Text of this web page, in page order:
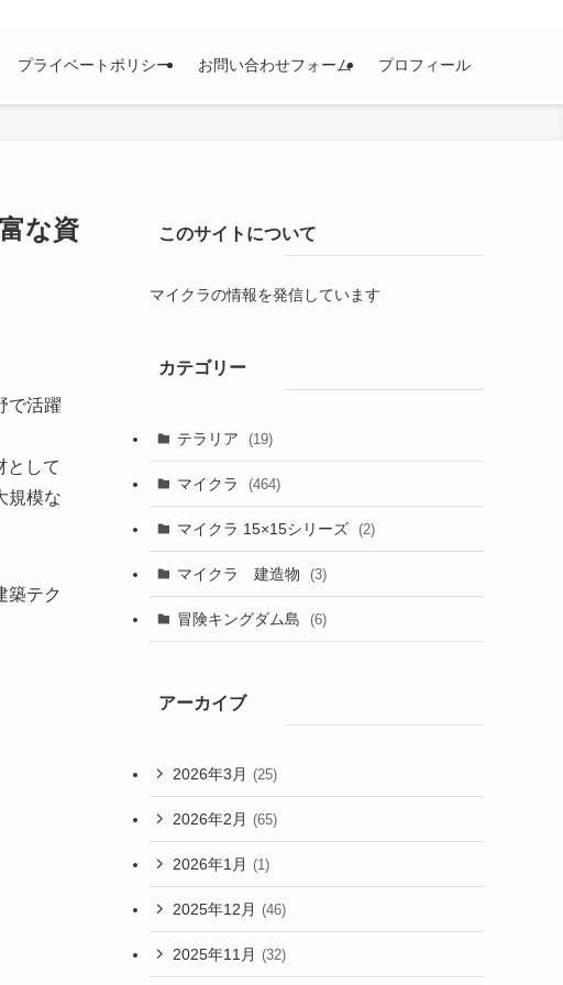
プライベートポリシー お問い合わせフォーム プロフィール
な資
で活躍
として
規模な
築テク
このサイトについて
マイクラの情報を発信しています
カテゴリー
テラリア (19)
マイクラ (464)
マイクラ 15×15シリーズ (2)
マイクラ 建造物 (3)
冒険キングダム島 (6)
アーカイブ
2026年3月 (25)
2026年2月 (65)
2026年1月 (1)
2025年12月 (46)
2025年11月 (32)